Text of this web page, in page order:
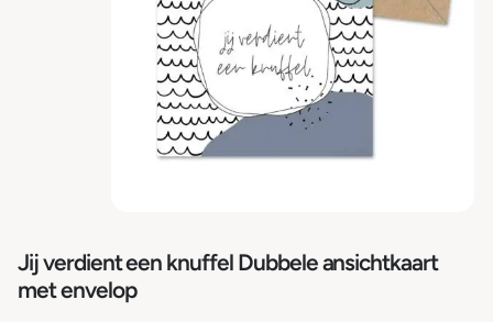
Jij verdient een knuffel Dubbele ansichtkaart
met envelop